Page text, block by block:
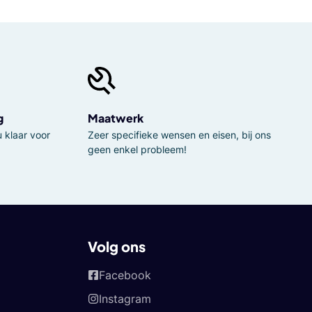
klaar voor
Maatwerk
Zeer specifieke wensen en eisen, bij ons
geen enkel probleem!
Volg ons
Facebook
Instagram